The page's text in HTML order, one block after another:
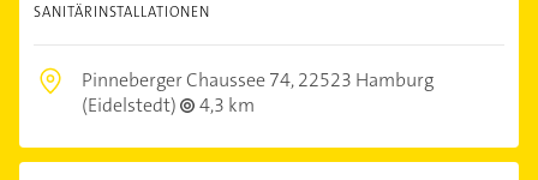
SANITÄRINSTALLATIONEN
Pinneberger Chaussee 74,22523 Hamburg
(Eidelstedt)
4,3 km